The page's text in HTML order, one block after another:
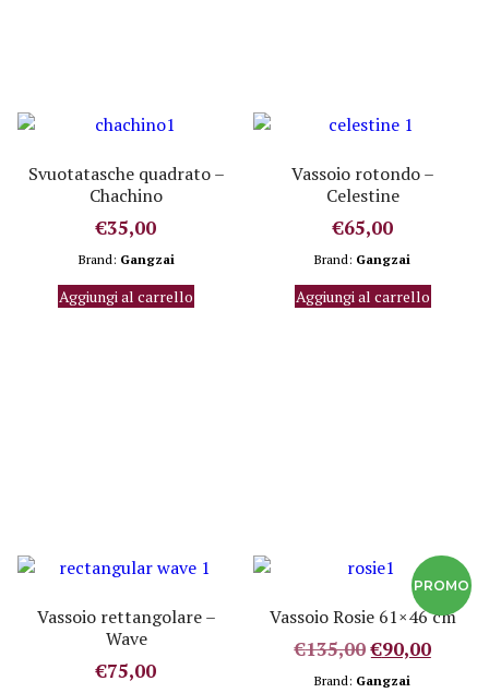
Svuotatasche quadrato –
Chachino
€35,00
Brand: Gangzai
Aggiungi al carrello
Vassoio rotondo –
Celestine
€65,00
Brand: Gangzai
Aggiungi al carrello
Vassoio rettangolare –
Wave
€75,00
Vassoio Rosie 61×46 cm
€135,00Il
prezzo
€90,00Il
Brand: Gangzai